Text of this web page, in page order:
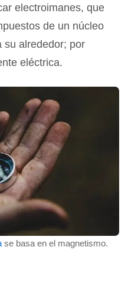
electroimanes, que
de un núcleo
su alrededor; por
eléctrica.
se basa en el magnetismo.